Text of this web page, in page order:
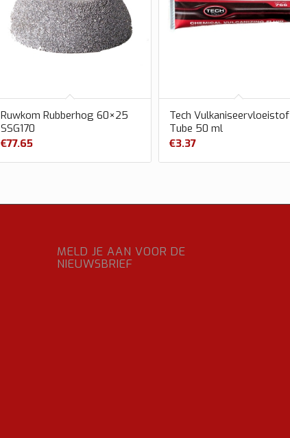
Ruwkom Rubberhog 60×25
SSG170
€77.65
Tech Vulkaniseervloeistof
Tube 50 ml
€3.37
MELD JE AAN VOOR DE
NIEUWSBRIEF